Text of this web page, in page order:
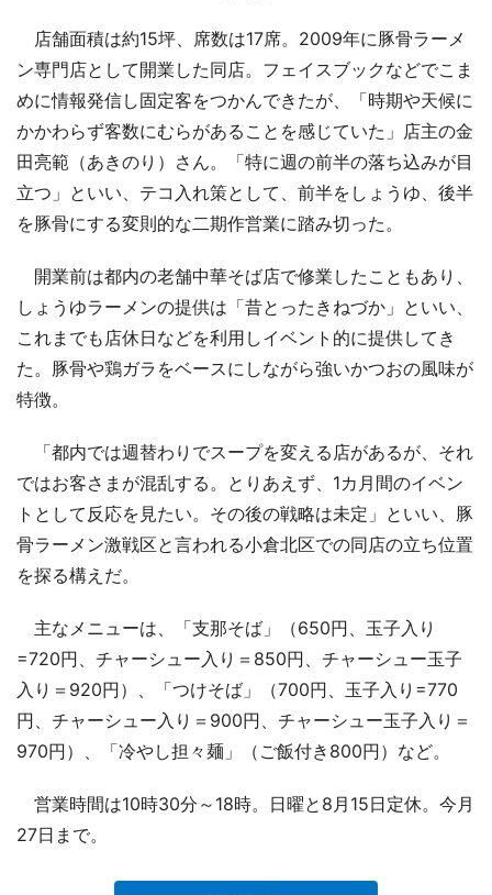
店舗面積は約15坪、席数は17席。2009年に豚骨ラーメ
ン専門店として開業した同店。フェイスブックなどでこま
めに情報発信し固定客をつかんできたが、「時期や天候に
かかわらず客数にむらがあることを感じていた」店主の金
田亮範（あきのり）さん。「特に週の前半の落ち込みが目
立つ」といい、テコ入れ策として、前半をしょうゆ、後半
を豚骨にする変則的な二期作営業に踏み切った。
開業前は都内の老舗中華そば店で修業したこともあり、
しょうゆラーメンの提供は「昔とったきねづか」といい、
これまでも店休日などを利用しイベント的に提供してき
た。豚骨や鶏ガラをベースにしながら強いかつおの風味が
特徴。
「都内では週替わりでスープを変える店があるが、それ
ではお客さまが混乱する。とりあえず、1カ月間のイベン
トとして反応を見たい。その後の戦略は未定」といい、豚
骨ラーメン激戦区と言われる小倉北区での同店の立ち位置
を探る構えだ。
主なメニューは、「支那そば」（650円、玉子入り
=720円、チャーシュー入り＝850円、チャーシュー玉子
入り＝920円）、「つけそば」（700円、玉子入り=770
円、チャーシュー入り＝900円、チャーシュー玉子入り＝
970円）、「冷やし担々麺」（ご飯付き800円）など。
営業時間は10時30分～18時。日曜と8月15日定休。今月
27日まで。